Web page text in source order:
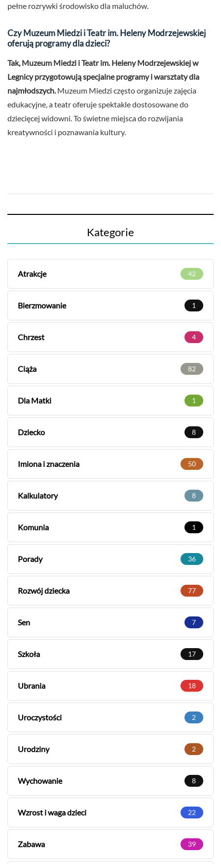
pełne rozrywki środowisko dla maluchów.
Czy Muzeum Miedzi i Teatr im. Heleny Modrzejewskiej
oferują programy dla dzieci?
Tak, Muzeum Miedzi i Teatr im. Heleny Modrzejewskiej w
Legnicy przygotowują specjalne programy i warsztaty dla
najmłodszych. Muzeum Miedzi często organizuje zajęcia
edukacyjne, a teatr oferuje spektakle dostosowane do
dziecięcej widowni. To świetne miejsca do rozwijania
kreatywności i poznawania kultury.
Kategorie
Atrakcje 42
Bierzmowanie 1
Chrzest 4
Ciąża 82
Dla Matki 1
Dziecko 8
Imiona i znaczenia 50
Kalkulatory 8
Komunia 1
Porady 36
Rozwój dziecka 77
Sen 7
Szkoła 17
Ubrania 18
Uroczystości 2
Urodziny 2
Wychowanie 8
Wzrost i waga dzieci 22
Zabawa 39